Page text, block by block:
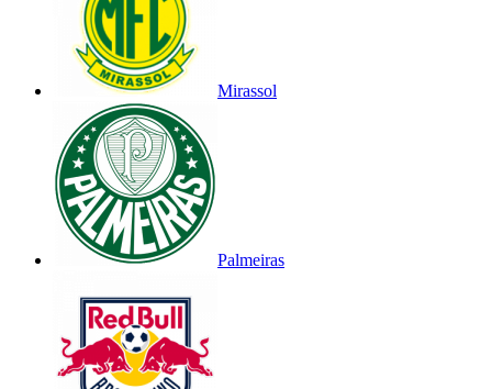
Mirassol
Palmeiras